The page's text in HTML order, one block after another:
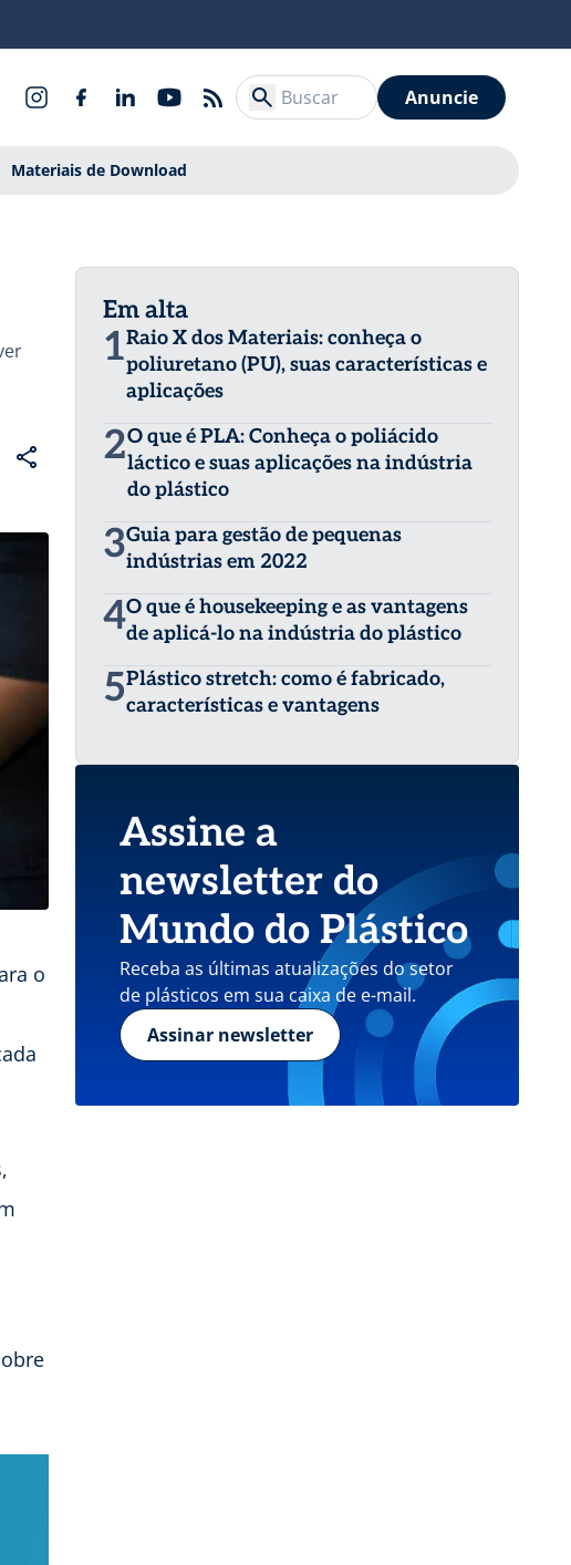
Anuncie
Materiais de Download
o
Em alta
1Raio X dos Materiais: conheça o
poliuretano (PU), suas características e
aplicações
2O que é PLA: Conheça o poliácido
láctico e suas aplicações na indústria
do plástico
3Guia para gestão de pequenas
indústrias em 2022
4O que é housekeeping e as vantagens
de aplicá-lo na indústria do plástico
5Plástico stretch: como é fabricado,
características e vantagens
Assine a
newsletter do
Mundo do Plástico
Receba as últimas atualizações do setor
de plásticos em sua caixa de e-mail.
Assinar newsletter